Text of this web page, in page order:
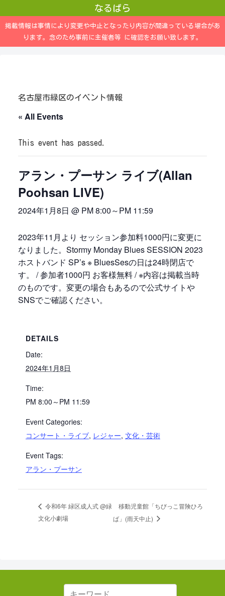
なるぱら
掲載情報は事情により変更や中止となったり内容が間違っている場合があ
ります。念のため事前に主催者等 に確認をお願い致します。
名古屋市緑区のイベント情報
« All Events
This event has passed.
アラン・プーサン ライブ(Allan
Poohsan LIVE)
2024年1月8日 @ PM 8:00～PM 11:59
2023年11月より セッション参加料1000円に変更に
なりました。Stormy Monday Blues SESSION 2023
ホストバンド SP’s ※ BluesSesの日は24時閉店で
す。 / 参加者1000円 お客様無料 / ※内容は掲載当時
のものです。変更の場合もあるので公式サイトや
SNSでご確認ください。
DETAILS
Date:
2024年1月8日
Time:
PM 8:00～PM 11:59
Event Categories:
コンサート・ライブ, レジャー, 文化・芸術
Event Tags:
アラン・プーサン
令和6年 緑区成人式 @緑
文化小劇場
移動児童館「ちびっこ冒険ひろ
ば」(雨天中止)